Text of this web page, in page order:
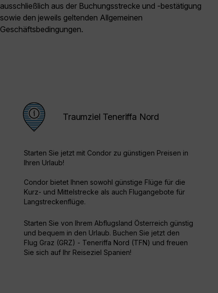
ausschließlich aus der Buchungsstrecke und -bestätigung
sowie den jeweils geltenden Allgemeinen
Geschäftsbedingungen.
Traumziel Teneriffa Nord
Starten Sie jetzt mit Condor zu günstigen Preisen in
Ihren Urlaub!
Condor bietet Ihnen sowohl günstige Flüge für die
Kurz- und Mittelstrecke als auch Flugangebote für
Langstreckenflüge.
Starten Sie von Ihrem Abflugsland Österreich günstig
und bequem in den Urlaub. Buchen Sie jetzt den
Flug Graz (GRZ) - Teneriffa Nord (TFN) und freuen
Sie sich auf Ihr Reiseziel Spanien!